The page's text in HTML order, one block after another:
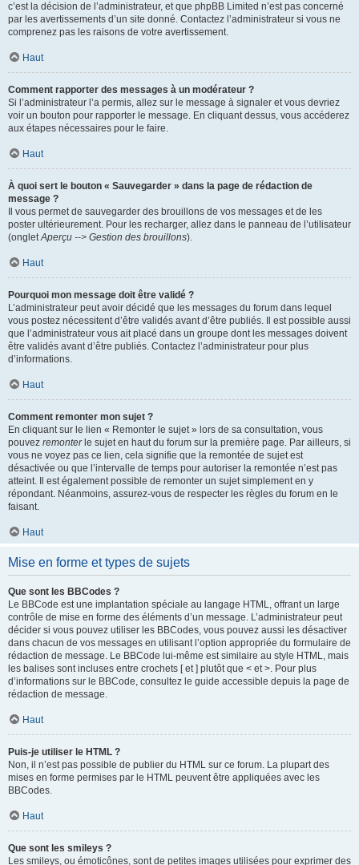
c’est la décision de l’administrateur, et que phpBB Limited n’est pas concerné
par les avertissements d’un site donné. Contactez l’administrateur si vous ne
comprenez pas les raisons de votre avertissement.
Haut
Comment rapporter des messages à un modérateur ?
Si l’administrateur l’a permis, allez sur le message à signaler et vous devriez
voir un bouton pour rapporter le message. En cliquant dessus, vous accéderez
aux étapes nécessaires pour le faire.
Haut
À quoi sert le bouton « Sauvegarder » dans la page de rédaction de
message ?
Il vous permet de sauvegarder des brouillons de vos messages et de les
poster ultérieurement. Pour les recharger, allez dans le panneau de l’utilisateur
(ongletAperçu --> Gestion des brouillons).
Haut
Pourquoi mon message doit être validé ?
L’administrateur peut avoir décidé que les messages du forum dans lequel
vous postez nécessitent d’être validés avant d’être publiés. Il est possible aussi
que l’administrateur vous ait placé dans un groupe dont les messages doivent
être validés avant d’être publiés. Contactez l’administrateur pour plus
d’informations.
Haut
Comment remonter mon sujet ?
En cliquant sur le lien « Remonter le sujet » lors de sa consultation, vous
pouvez remonterle sujet en haut du forum sur la première page. Par ailleurs, si
vous ne voyez pas ce lien, cela signifie que la remontée de sujet est
désactivée ou que l’intervalle de temps pour autoriser la remontée n’est pas
atteint. Il est également possible de remonter un sujet simplement en y
répondant. Néanmoins, assurez-vous de respecter les règles du forum en le
faisant.
Haut
Mise en forme et types de sujets
Que sont les BBCodes ?
Le BBCode est une implantation spéciale au langage HTML, offrant un large
contrôle de mise en forme des éléments d’un message. L’administrateur peut
décider si vous pouvez utiliser les BBCodes, vous pouvez aussi les désactiver
dans chacun de vos messages en utilisant l’option appropriée du formulaire de
rédaction de message. Le BBCode lui-même est similaire au style HTML, mais
les balises sont incluses entre crochets [ et ] plutôt que < et >. Pour plus
d’informations sur le BBCode, consultez le guide accessible depuis la page de
rédaction de message.
Haut
Puis-je utiliser le HTML ?
Non, il n’est pas possible de publier du HTML sur ce forum. La plupart des
mises en forme permises par le HTML peuvent être appliquées avec les
BBCodes.
Haut
Que sont les smileys ?
Les smileys, ou émoticônes, sont de petites images utilisées pour exprimer des